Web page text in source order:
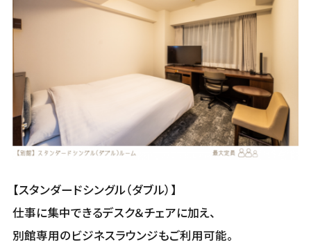
【スタンダードシングル（ダブル）】
仕事に集中できるデスク＆チェアに加え、
別館専用のビジネスラウンジもご利用可能。